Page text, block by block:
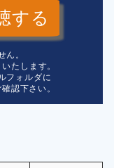
する
ん。
たします。
フォルダに
認下さい。